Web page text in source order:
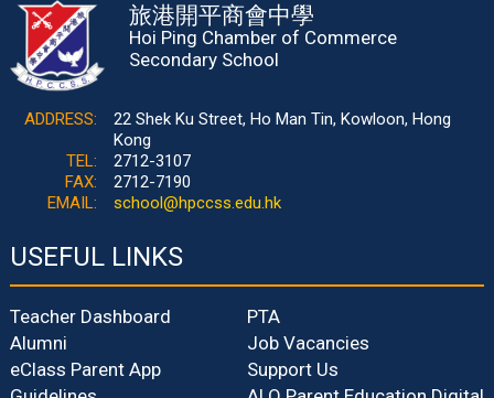
旅港開平商會中學
Hoi Ping Chamber of Commerce
Secondary School
ADDRESS:
22 Shek Ku Street, Ho Man Tin, Kowloon, Hong
Kong
TEL:
2712-3107
FAX:
2712-7190
EMAIL:
school@hpccss.edu.hk
USEFUL LINKS
Teacher Dashboard
PTA
Alumni
Job Vacancies
eClass Parent App
Support Us